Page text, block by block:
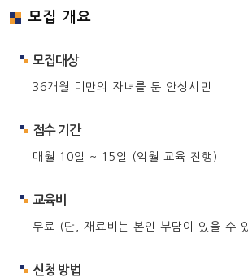
모집 개요
모집대상
36개월 미만의 자녀를 둔 안성시민
접수 기간
매월 10일 ~ 15일 (익월 교육 진행)
교육비
무료 (단, 재료비는 본인 부담이 있을 수
신청 방법